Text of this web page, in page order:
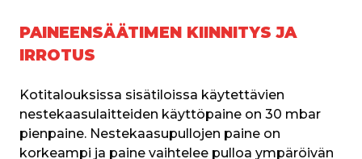
PAINEENSÄÄTIMEN KIINNITYS JA
IRROTUS
Kotitalouksissa sisätiloissa käytettävien
nestekaasulaitteiden käyttöpaine on 30 mbar
pienpaine. Nestekaasupullojen paine on
korkeampi ja paine vaihtelee pulloa ympäröivän